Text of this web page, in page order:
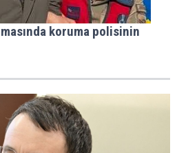
koruma polisinin